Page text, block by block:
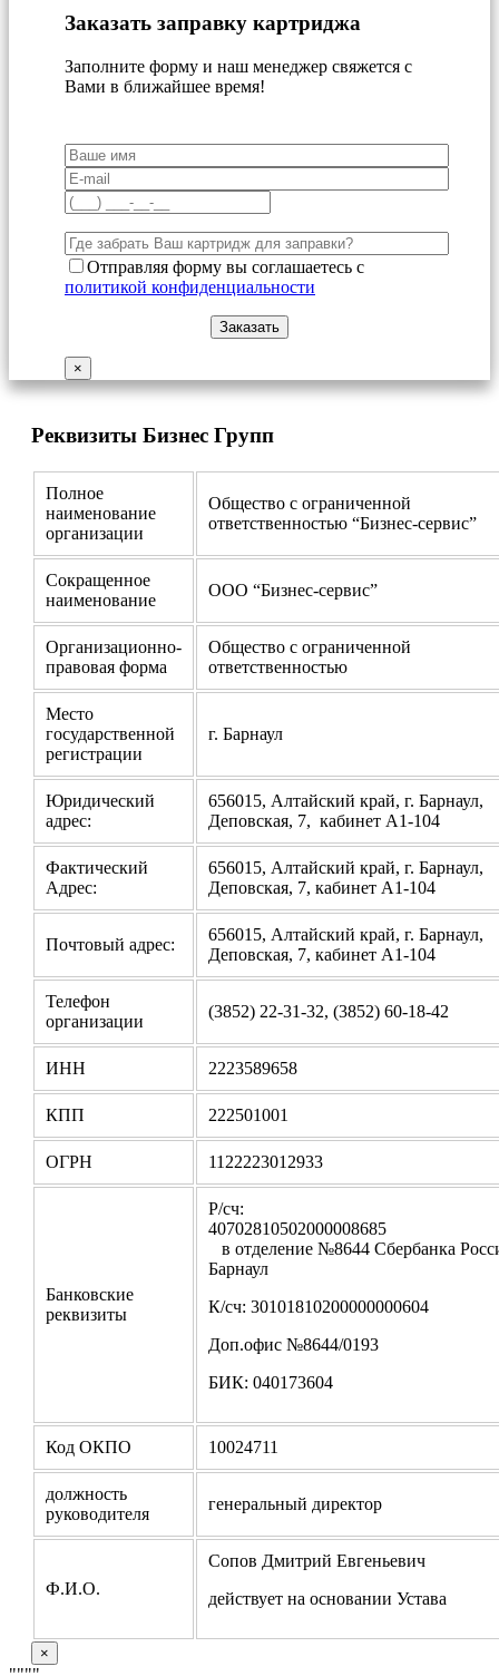
Заказать заправку картриджа
Заполните форму и наш менеджер свяжется с
Вами в ближайшее время!
Отправляя форму вы соглашаетесь с
политикой конфиденциальности
×
Реквизиты Бизнес Групп
Полное
наименование
организации
Общество с ограниченной
ответственностью “Бизнес-сервис”
Сокращенное
наименование
ООО “Бизнес-сервис”
Организационно-
правовая форма
Общество с ограниченной
ответственностью
Место
государственной
регистрации
г. Барнаул
Юридический
адрес:
656015, Алтайский край, г. Барнаул,
Деповская, 7, кабинет А1-104
Фактический
Адрес:
656015, Алтайский край, г. Барнаул,
Деповская, 7, кабинет А1-104
Почтовый адрес:
656015, Алтайский край, г. Барнаул,
Деповская, 7, кабинет А1-104
Телефон
организации
(3852) 22-31-32, (3852) 60-18-42
ИНН 2223589658
КПП 222501001
ОГРН 1122223012933
Банковские
реквизиты
Р/сч:
в отделение №8644 Сбербанка
Барнаул
К/сч: 30101810200000000604
Доп.офис №8644/0193
БИК: 040173604
Код ОКПО 10024711
должность
руководителя
генеральный директор
Ф.И.О.
Сопов Дмитрий Евгеньевич
действует на основании Устава
×